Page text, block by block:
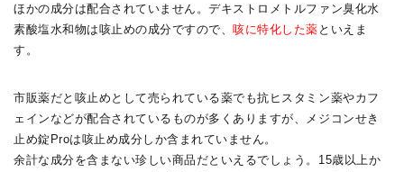
ほかの成分は配合されていません。デキストロメトルファン臭化水
素酸塩水和物は咳止めの成分ですので、咳に特化した薬 といえま
す。
市販薬だと咳止めとして売られている薬でも抗ヒスタミン薬やカフ
ェインなどが配合されているものが多くありますが、メジコンせき
止め錠Proは咳止め成分しか含まれていません。
余計な成分を含まない珍しい商品だといえるでしょう。15歳以上か